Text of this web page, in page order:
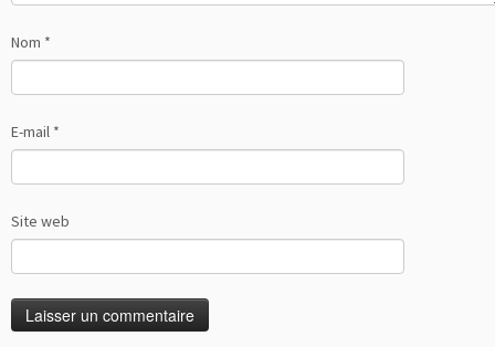
Nom *
E-mail *
Site web